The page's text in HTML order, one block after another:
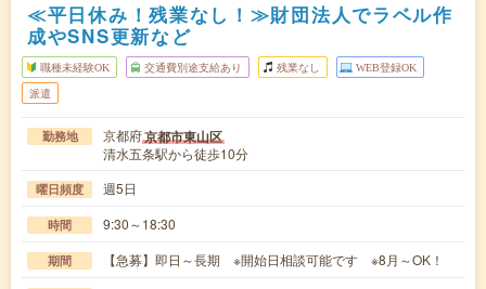
≪平日休み！残業なし！≫財団法人でラベル作
成やSNS更新など
職種未経験OK 交通費別途支給あり 残業なし WEB登録OK
派遣
勤務地 京都府京都市東山区
清水五条駅から徒歩10分
曜日頻度 週5日
時間 9:30～18:30
期間 【急募】即日～長期 ※開始日相談可能です ※8月～OK！